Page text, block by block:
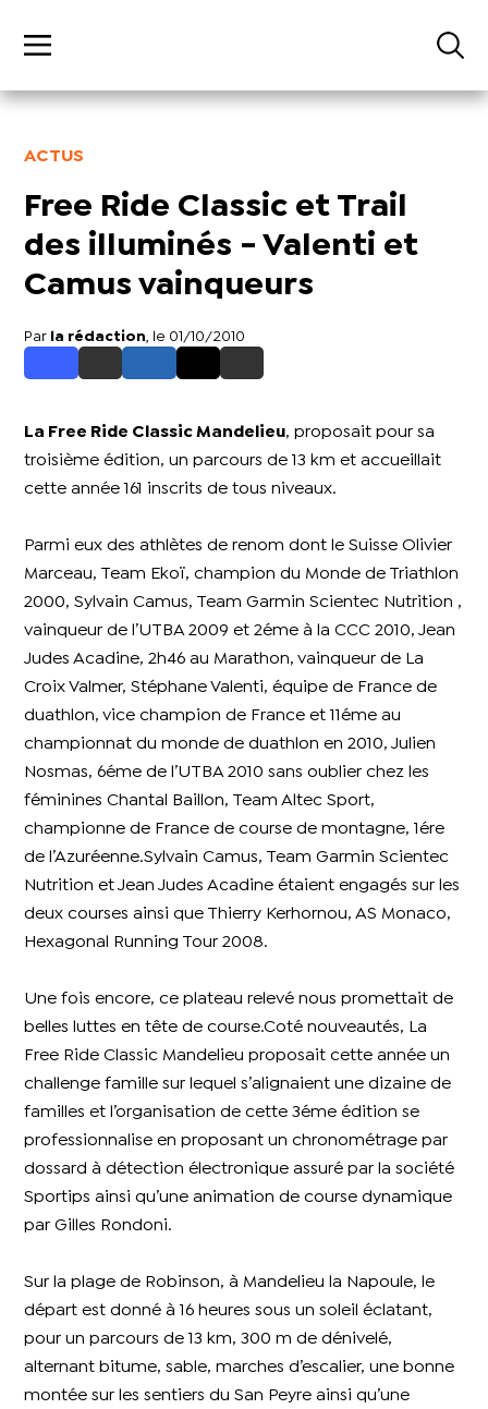
ACTUS
Free Ride Classic et Trail
des illuminés - Valenti et
Camus vainqueurs
Par la rédaction , le 01/10/2010
La Free Ride Classic Mandelieu, proposait pour sa
troisième édition, un parcours de 13 km et accueillait
cette année 161 inscrits de tous niveaux.
Parmi eux des athlètes de renom dont le Suisse Olivier
Marceau, Team Ekoï, champion du Monde de Triathlon
2000, Sylvain Camus, Team Garmin Scientec Nutrition ,
vainqueur de l’UTBA 2009 et 2éme à la CCC 2010, Jean
Judes Acadine, 2h46 au Marathon, vainqueur de La
Croix Valmer, Stéphane Valenti, équipe de France de
duathlon, vice champion de France et 11éme au
championnat du monde de duathlon en 2010, Julien
Nosmas, 6éme de l’UTBA 2010 sans oublier chez les
féminines Chantal Baillon, Team Altec Sport,
championne de France de course de montagne, 1ére
de l’Azuréenne.Sylvain Camus, Team Garmin Scientec
Nutrition et Jean Judes Acadine étaient engagés sur les
deux courses ainsi que Thierry Kerhornou, AS Monaco,
Hexagonal Running Tour 2008.
Une fois encore, ce plateau relevé nous promettait de
belles luttes en tête de course.Coté nouveautés, La
Free Ride Classic Mandelieu proposait cette année un
challenge famille sur lequel s’alignaient une dizaine de
familles et l’organisation de cette 3éme édition se
professionnalise en proposant un chronométrage par
dossard à détection électronique assuré par la société
Sportips ainsi qu’une animation de course dynamique
par Gilles Rondoni.
Sur la plage de Robinson, à Mandelieu la Napoule, le
départ est donné à 16 heures sous un soleil éclatant,
pour un parcours de 13 km, 300 m de dénivelé,
alternant bitume, sable, marches d’escalier, une bonne
montée sur les sentiers du San Peyre ainsi qu’une